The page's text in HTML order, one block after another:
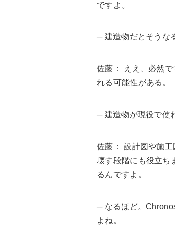
ですよ。
─ 建造物だとそうな
佐藤 ： ええ、必然
れる可能性がある。
─ 建造物が現役で使
佐藤 ： 設計図や施
壊す段階にも役立ち
るんですよ。
─ なるほど。
よね。